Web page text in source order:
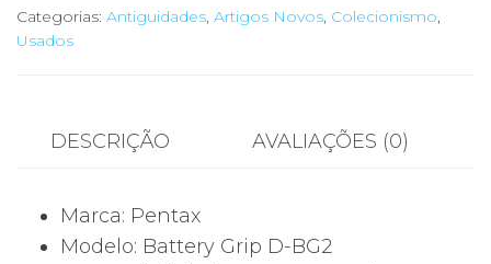
Punho
Vertical
Grip
Original
Categorias: Antiguidades, Artigos Novos, Colecionismo,
Usados
DESCRIÇÃO AVALIAÇÕES (0)
Marca: Pentax
Modelo: Battery Grip D-BG2